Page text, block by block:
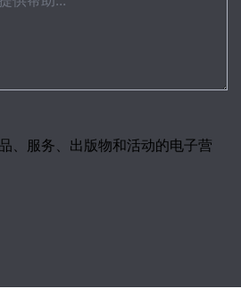
、服务、出版物和活动的电子营